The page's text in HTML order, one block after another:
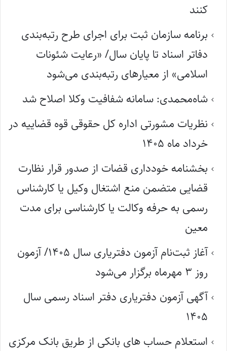
کنند
برنامه سازمان ثبت برای اجرای طرح رتبه‌بندی
دفاتر اسناد تا پایان سال/ «رعایت شئونات
اسلامی» از معیارهای رتبه‌بندی می‌شود
شاه‌محمدی: سامانه شفافیت وکلا اصلاح شد
نظریات مشورتی اداره کل حقوقی قوه قضاییه در
خرداد ماه ۱۴۰۵
بخشنامه خودداری قضات از صدور قرار نظارت
قضایی متضمن منع اشتغال وکیل یا کارشناس
رسمی به حرفه وکالت یا کارشناسی برای مدت
معین
آغاز ثبت‌نام آزمون دفتریاری سال ۱۴۰۵/ آزمون
روز ۳ مهرماه برگزار می‌شود
آگهی آزمون دفتریاری دفتر اسناد رسمی سال
۱۴۰۵
استعلام حساب های بانکی از طریق بانک مرکزی